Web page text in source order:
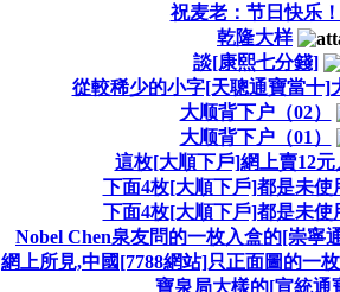
祝麦老：节日快乐！
乾隆大样
談[康熙七分錢]
從較稀少的小字[天聰通寶當十]
大顺背下户（02）
大顺背下户（01）
這枚[大順下戶]網上賣12元
下面4枚[大順下戶]都是未使
下面4枚[大順下戶]都是未使
Nobel Chen泉友問的一枚入盒的[崇寧
網上所見,中國[7788網站]只正面圖的一
寶泉局大樣的[宣統通